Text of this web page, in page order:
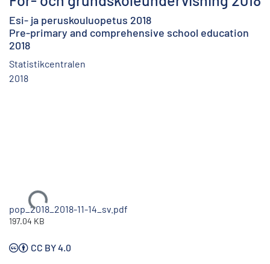
Esi- ja peruskouluopetus 2018
Pre-primary and comprehensive school education
2018
Statistikcentralen
2018
Ladataan...
pop_2018_2018-11-14_sv.pdf
197.04 KB
CC BY 4.0